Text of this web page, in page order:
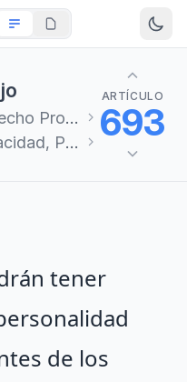
del Trabajo
y Legitimación
ARTÍCULO
693
tener
de los